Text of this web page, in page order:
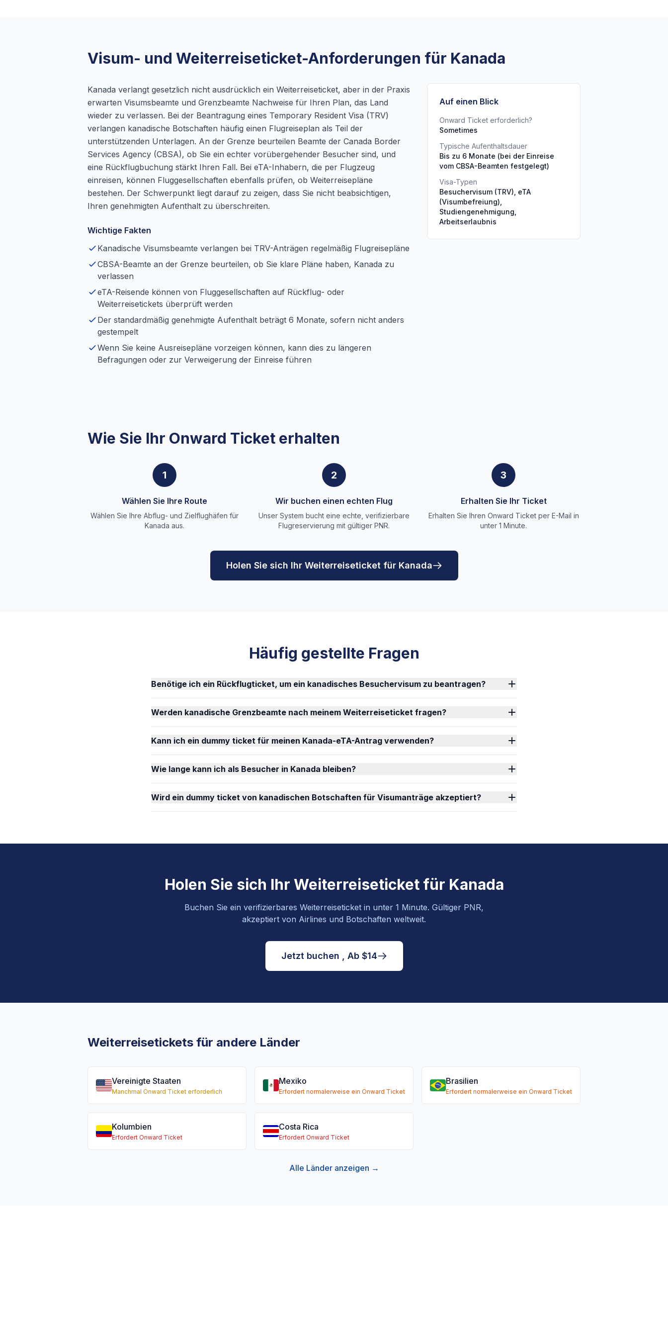
Visum- und Weiterreiseticket-Anforderungen für Kanada
Kanada verlangt gesetzlich nicht ausdrücklich ein Weiterreiseticket, aber in der Praxis
erwarten Visumsbeamte und Grenzbeamte Nachweise für Ihren Plan, das Land
wieder zu verlassen. Bei der Beantragung eines Temporary Resident Visa (TRV)
verlangen kanadische Botschaften häufig einen Flugreiseplan als Teil der
unterstützenden Unterlagen. An der Grenze beurteilen Beamte der Canada Border
Services Agency (CBSA), ob Sie ein echter vorübergehender Besucher sind, und
eine Rückflugbuchung stärkt Ihren Fall. Bei eTA-Inhabern, die per Flugzeug
einreisen, können Fluggesellschaften ebenfalls prüfen, ob Weiterreisepläne
bestehen. Der Schwerpunkt liegt darauf zu zeigen, dass Sie nicht beabsichtigen,
Ihren genehmigten Aufenthalt zu überschreiten.
Wichtige Fakten
Kanadische Visumsbeamte verlangen bei TRV-Anträgen regelmäßig Flugreisepläne
CBSA-Beamte an der Grenze beurteilen, ob Sie klare Pläne haben, Kanada zu
verlassen
eTA-Reisende können von Fluggesellschaften auf Rückflug- oder
Weiterreisetickets überprüft werden
Der standardmäßig genehmigte Aufenthalt beträgt 6 Monate, sofern nicht anders
gestempelt
Wenn Sie keine Ausreisepläne vorzeigen können, kann dies zu längeren
Befragungen oder zur Verweigerung der Einreise führen
Auf einen Blick
Onward Ticket erforderlich?
Sometimes
Typische Aufenthaltsdauer
Bis zu 6 Monate (bei der Einreise
vom CBSA-Beamten festgelegt)
Visa-Typen
Besuchervisum (TRV), eTA
(Visumbefreiung),
Studiengenehmigung,
Arbeitserlaubnis
Wie Sie Ihr Onward Ticket erhalten
1
Wählen Sie Ihre Route
Wählen Sie Ihre Abflug- und Zielflughäfen für
Kanada aus.
2
Wir buchen einen echten Flug
Unser System bucht eine echte, verifizierbare
Flugreservierung mit gültiger PNR.
3
Erhalten Sie Ihr Ticket
Erhalten Sie Ihren Onward Ticket per E-Mail in
unter 1 Minute.
Holen Sie sich Ihr Weiterreiseticket für Kanada
Häufig gestellte Fragen
Benötige ich ein Rückflugticket, um ein kanadisches Besuchervisum zu beantragen?
Werden kanadische Grenzbeamte nach meinem Weiterreiseticket fragen?
Kann ich ein dummy ticket für meinen Kanada-eTA-Antrag verwenden?
Wie lange kann ich als Besucher in Kanada bleiben?
Wird ein dummy ticket von kanadischen Botschaften für Visumanträge akzeptiert?
Holen Sie sich Ihr Weiterreiseticket für Kanada
Buchen Sie ein verifizierbares Weiterreiseticket in unter 1 Minute. Gültiger PNR,
akzeptiert von Airlines und Botschaften weltweit.
Jetzt buchen , Ab $14
Weiterreisetickets für andere Länder
Vereinigte Staaten
Manchmal Onward Ticket erforderlich
Mexiko
Erfordert normalerweise ein Onward Ticket
Brasilien
Erfordert normalerweise ein Onward Ticket
Kolumbien
Erfordert Onward Ticket
Costa Rica
Erfordert Onward Ticket
Alle Länder anzeigen →